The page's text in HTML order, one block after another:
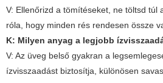
V: Ellenőrizd a tömítéseket, ne töltsd túl
róla, hogy minden rés rendesen össze
K: Milyen anyag a legjobb
V: Az üveg belső gyakran a
ízvisszaadást biztosítja, különösen